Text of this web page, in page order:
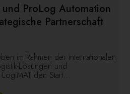
ProLog Automation
Partnerschaft
im Rahmen der internationalen
Lösungen und
den Start...